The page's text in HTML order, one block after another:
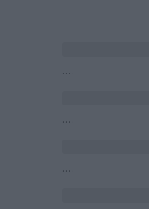
....
....
....